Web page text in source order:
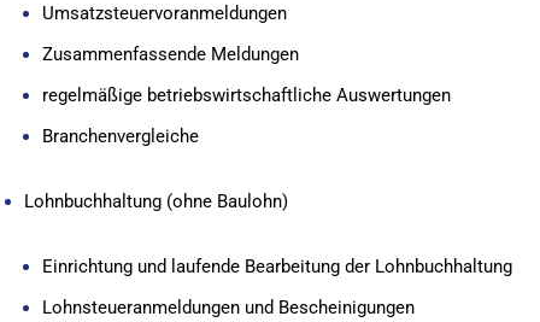
Umsatzsteuervoranmeldungen
Zusammenfassende Meldungen
regelmäßige betriebswirtschaftliche Auswertungen
Branchenvergleiche
Lohnbuchhaltung (ohne Baulohn)
Einrichtung und laufende Bearbeitung der Lohnbuchhaltung
Lohnsteueranmeldungen und Bescheinigungen